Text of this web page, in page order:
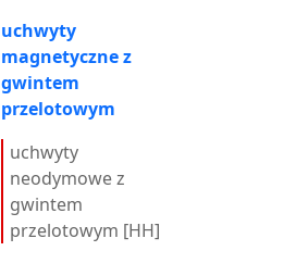
uchwyty
magnetyczne z
gwintem
przelotowym
uchwyty
neodymowe z
gwintem
przelotowym [HH]